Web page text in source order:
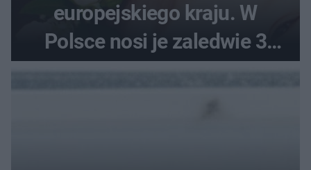
europejskiego kraju. W
Polsce nosi je zaledwie 3